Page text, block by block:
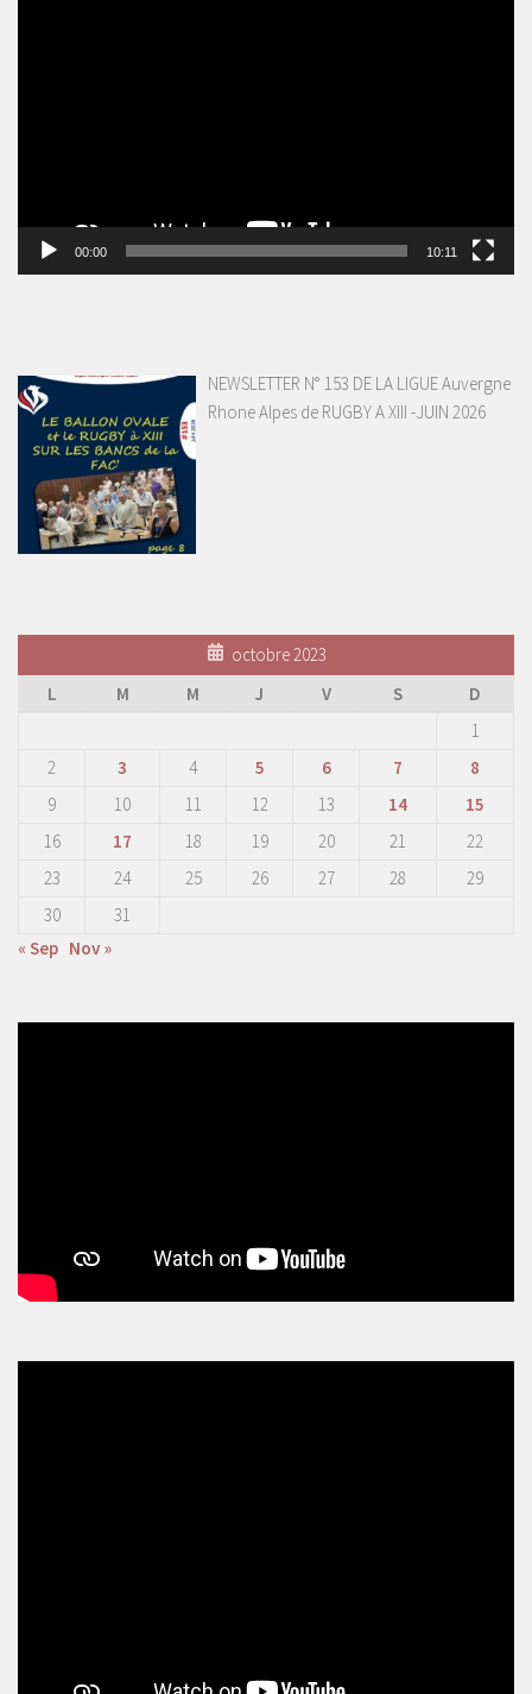
00:00 10:11
NEWSLETTER N° 153 DE LA LIGUE Auvergne
Rhone Alpes de RUGBY A XIII -JUIN 2026
octobre 2023
L
M M J V S
D
1
2
3 4 5 6 7
8
9
10 11 12 13 14
15
16
17 18 19 20 21
22
23
24 25 26 27 28
29
30
31
« Sep Nov »